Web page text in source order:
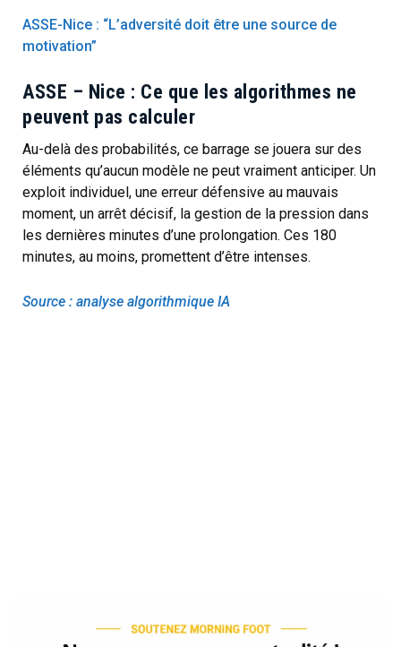
ASSE-Nice : “L’adversité doit être une source de
motivation”
ASSE – Nice : Ce que les algorithmes ne
peuvent pas calculer
Au-delà des probabilités, ce barrage se jouera sur des
éléments qu’aucun modèle ne peut vraiment anticiper. Un
exploit individuel, une erreur défensive au mauvais
moment, un arrêt décisif, la gestion de la pression dans
les dernières minutes d’une prolongation. Ces 180
minutes, au moins, promettent d’être intenses.
Source : analyse algorithmique IA